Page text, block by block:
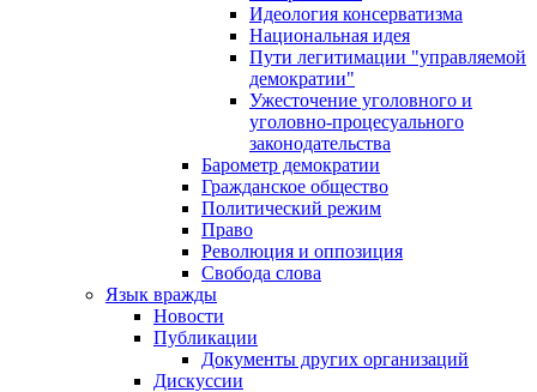
Идеология консерватизма
Национальная идея
Пути легитимации "управляемой
демократии"
Ужесточение уголовного и
уголовно-процесуального
законодательства
Барометр демократии
Гражданское общество
Политический режим
Право
Революция и оппозиция
Свобода слова
Язык вражды
Новости
Публикации
Документы других организаций
Дискуссии